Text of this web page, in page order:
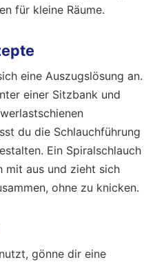
für kleine Räume.
eine Auszugslösung an.
einer Sitzbank und
du die Schlauchführung
Ein Spiralschlauch
mit aus und zieht sich
ohne zu knicken.
gönne dir eine